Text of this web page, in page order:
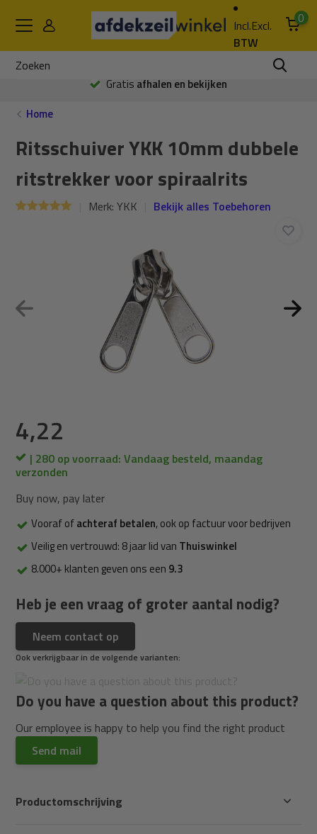
Incl.Excl.
BTW
0
Gratis afhalen en bekijken
Home
Ritsschuiver YKK 10mm dubbele
ritstrekker voor spiraalrits
Merk:YKK Bekijk alles Toebehoren
4,22
| 280 op voorraad: Vandaag besteld, maandag
verzonden
Buy now, pay later
Vooraf ofachteraf betalen, ook op factuur voor bedrijven
Veilig en vertrouwd: 8 jaar lid van Thuiswinkel
8.000+ klanten geven ons een 9.3
Heb je een vraag of groter aantal nodig?
Neem contact op
Ook verkrijgbaar in de volgende varianten:
Do you have a question about this product?
Our employee is happy to help you find the right product
Send mail
Productomschrijving